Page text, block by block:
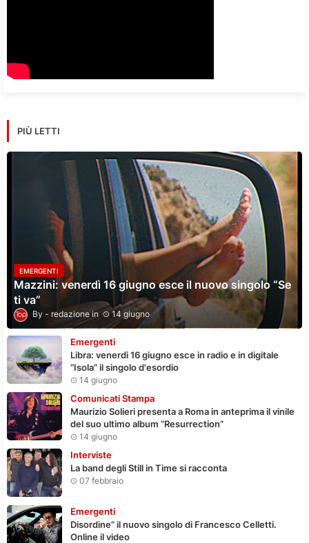
PIÙ LETTI
EMERGENTI
Mazzini: venerdì 16 giugno esce il nuovo singolo “Se
ti va”
redazione 14 giugno
Emergenti
Libra: venerdì 16 giugno esce in radio e in digitale
“Isola” il singolo d'esordio
14 giugno
Comunicati Stampa
Maurizio Solieri presenta a Roma in anteprima il vinile
del suo ultimo album “Resurrection”
14 giugno
Interviste
La band degli Still in Time si racconta
07 febbraio
Emergenti
Disordine” il nuovo singolo di Francesco Celletti.
Online il video